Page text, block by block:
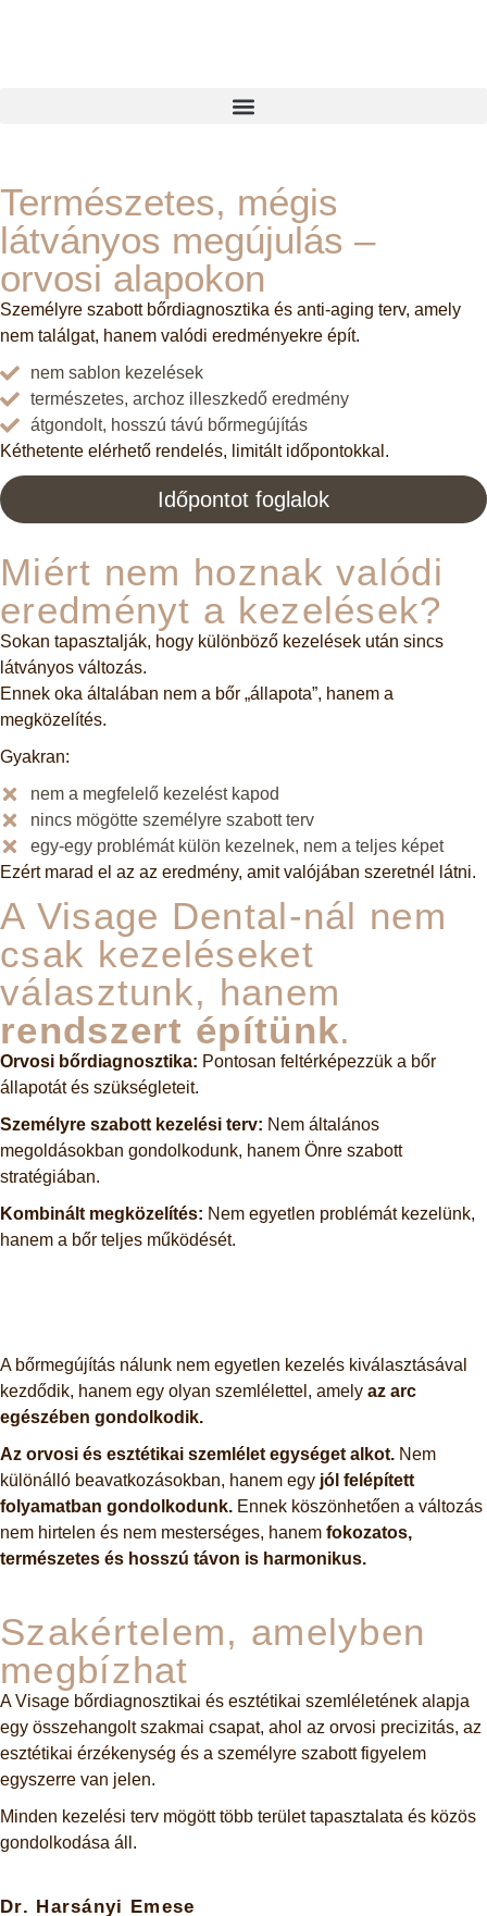
Természetes, mégis
látványos megújulás –
orvosi alapokon
Személyre szabott bőrdiagnosztika és anti-aging terv, amely
nem találgat, hanem valódi eredményekre épít.
nem sablon kezelések
természetes, archoz illeszkedő eredmény
átgondolt, hosszú távú bőrmegújítás
Kéthetente elérhető rendelés, limitált időpontokkal.
Időpontot foglalok
Miért nem hoznak valódi
eredményt a kezelések?
Sokan tapasztalják, hogy különböző kezelések után sincs
látványos változás.
Ennek oka általában nem a bőr „állapota”, hanem a
megközelítés.
Gyakran:
nem a megfelelő kezelést kapod
nincs mögötte személyre szabott terv
egy-egy problémát külön kezelnek, nem a teljes képet
Ezért marad el az az eredmény, amit valójában szeretnél látni.
A Visage Dental-nál nem
csak kezeléseket
választunk, hanem
rendszert építünk.
Orvosi bőrdiagnosztika: Pontosan feltérképezzük a bőr
állapotát és szükségleteit.
Személyre szabott kezelési terv: Nem általános
megoldásokban gondolkodunk, hanem Önre szabott
stratégiában.
Kombinált megközelítés: Nem egyetlen problémát kezelünk,
hanem a bőr teljes működését.
A bőrmegújítás nálunk nem egyetlen kezelés kiválasztásával
kezdődik, hanem egy olyan szemlélettel, amely az arc
egészében gondolkodik.
Az orvosi és esztétikai szemlélet egységet alkot. Nem
különálló beavatkozásokban, hanem egy jól felépített
folyamatban gondolkodunk. Ennek köszönhetően a változás
nem hirtelen és nem mesterséges, hanem fokozatos,
természetes és hosszú távon is harmonikus.
Szakértelem, amelyben
megbízhat
A Visage bőrdiagnosztikai és esztétikai szemléletének alapja
egy összehangolt szakmai csapat, ahol az orvosi precizitás, az
esztétikai érzékenység és a személyre szabott figyelem
egyszerre van jelen.
Minden kezelési terv mögött több terület tapasztalata és közös
gondolkodása áll.
Dr. Harsányi Emese